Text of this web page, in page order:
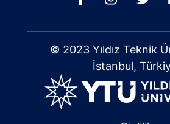
© 2023 Yıldız Teknik
İstanbul,